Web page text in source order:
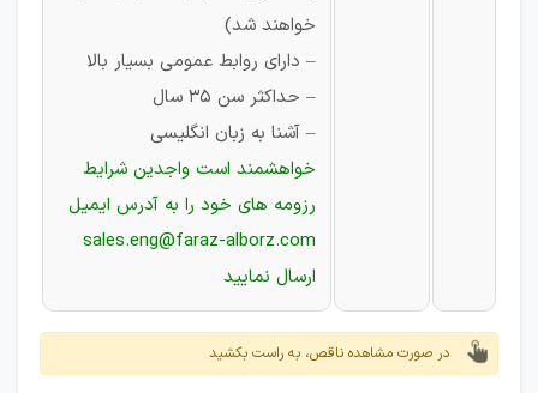
خواهند شد)
– دارای روابط عمومی بسیار بالا
– حداکثر سن 35 سال
– آشنا به زبان انگلیسی
خواهشمند است واجدین شرایط
رزومه های خود را به آدرس ایمیل
ارسال نمایید
در صورت مشاهده ناقص، به راست بکشید